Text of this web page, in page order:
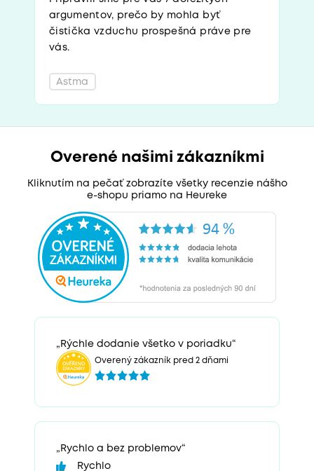
argumentov, prečo by mohla byť
čistička vzduchu prospešná práve pre
vás.
Astma
Overené našimi zákazníkmi
Kliknutím na pečať zobrazíte všetky recenzie nášho
e-shopu priamo na Heureke
„Rýchle dodanie všetko v poriadku“
Overený zákazník pred 2 dňami
„Rychlo a bez problemov“
Rychlo